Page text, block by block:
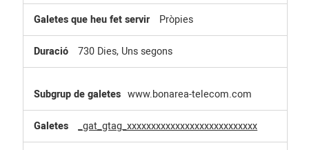
Pròpies
730 Dies, Uns segons
www.bonarea-telecom.com
_gat_gtag_xxxxxxxxxxxxxxxxxxxxxxxxxxx